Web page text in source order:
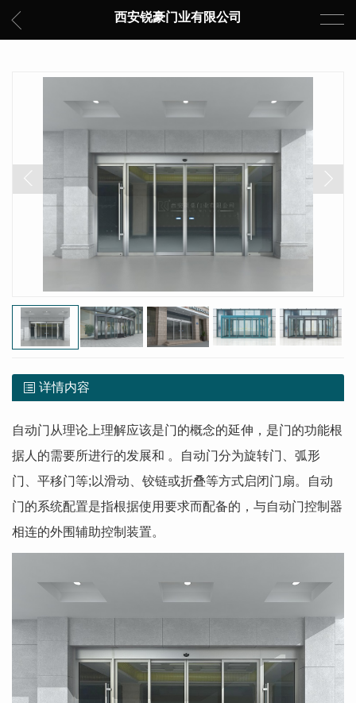
西安锐豪门业有限公司
详情内容
自动门从理论上理解应该是门的概念的延伸，是门的功能根
据人的需要所进行的发展和 。自动门分为旋转门、弧形
门、平移门等;以滑动、铰链或折叠等方式启闭门扇。自动
门的系统配置是指根据使用要求而配备的，与自动门控制器
相连的外围辅助控制装置。